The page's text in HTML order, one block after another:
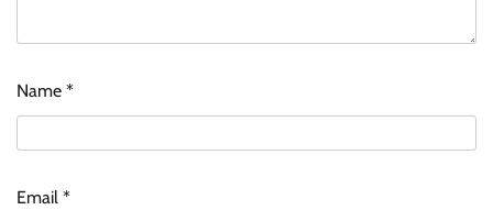
Name *
Email *